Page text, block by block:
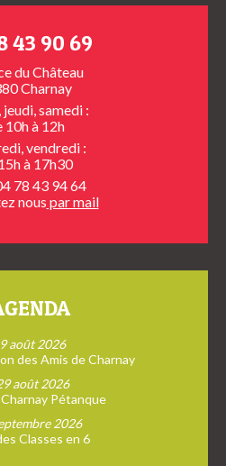
43 90 69
du Château
Charnay
samedi :
10h à 12h
vendredi :
à 17h30
78 43 94 64
nous par mail
août 2026
des Amis de Charnay
août 2026
Pétanque
2026
Classes en 6